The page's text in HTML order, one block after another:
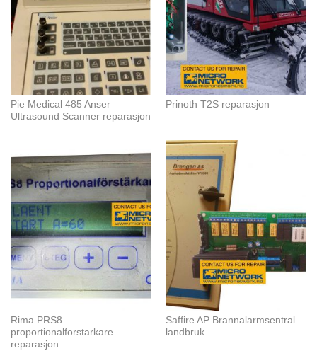
Pie Medical 485 Anser
Ultrasound Scanner reparasjon
Prinoth T2S reparasjon
Rima PRS8
proportionalforstarkare
reparasjon
Saffire AP Brannalarmsentral
landbruk